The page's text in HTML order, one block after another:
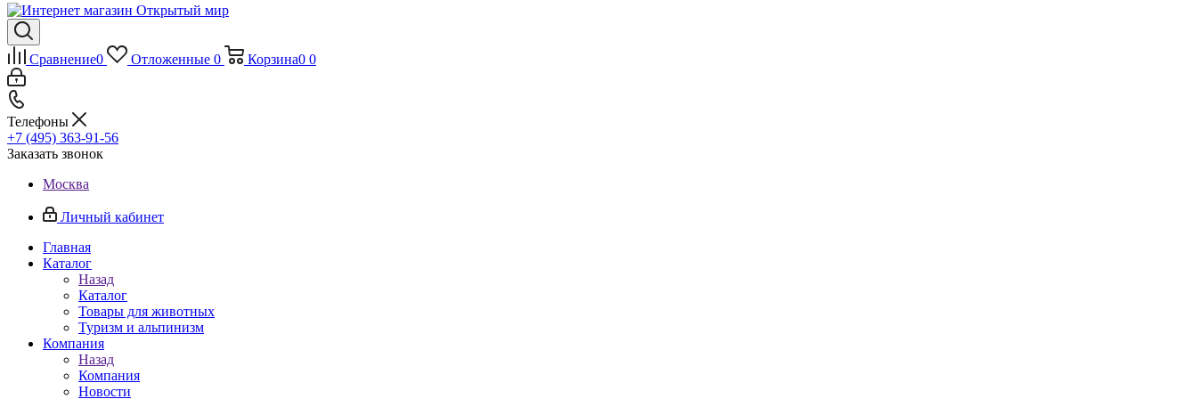
Сравнение0 Отложенные 0 Корзина0 0
Телефоны
+7 (495) 363-91-56
Заказать звонок
Москва
Личный кабинет
Главная
Каталог
Назад
Каталог
Товары для животных
Туризм и альпинизм
Компания
Назад
Компания
Новости